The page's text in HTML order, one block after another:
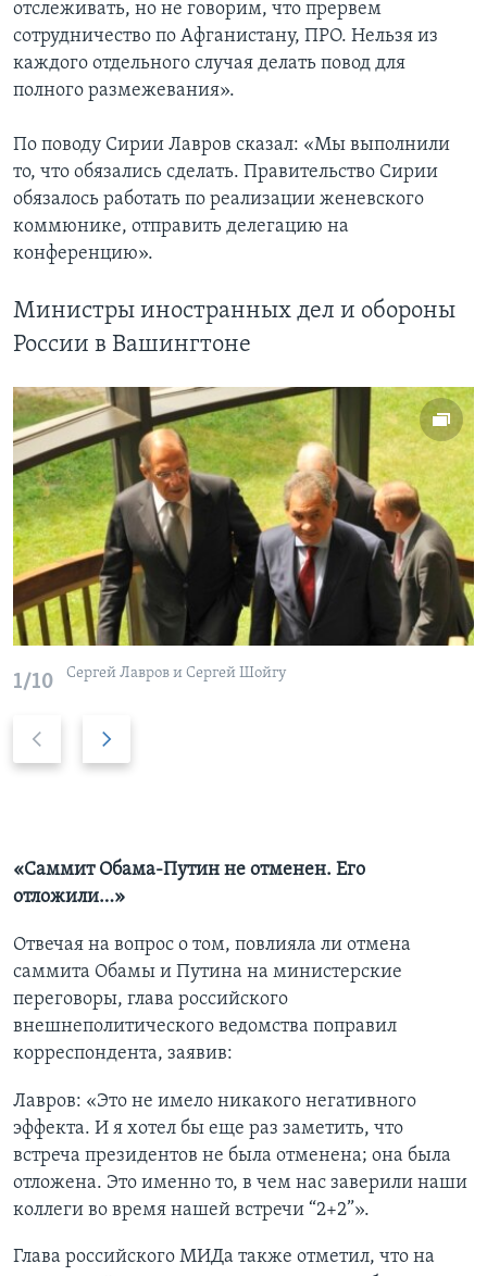
отслеживать, но не говорим, что прервем
сотрудничество по Афганистану, ПРО. Нельзя из
каждого отдельного случая делать повод для
полного размежевания».
По поводу Сирии Лавров сказал: «Мы выполнили
то, что обязались сделать. Правительство Сирии
обязалось работать по реализации женевского
коммюнике, отправить делегацию на
конференцию».
Министры иностранных дел и обороны
России в Вашингтоне
1/10 Сергей Лавров и Сергей Шойгу
o
u
s
l
i
d
e
е
«Саммит Обама-Путин не отменен. Его
отложили…»
Отвечая на вопрос о том, повлияла ли отмена
саммита Обамы и Путина на министерские
переговоры, глава российского
внешнеполитического ведомства поправил
корреспондента, заявив:
Лавров: «Это не имело никакого негативного
эффекта. И я хотел бы еще раз заметить, что
встреча президентов не была отменена; она была
отложена. Это именно то, в чем нас заверили наши
коллеги во время нашей встречи “2+2”».
Глава российского МИДа также отметил, что на